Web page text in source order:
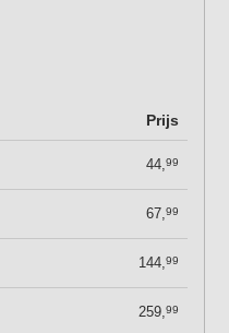
Prijs
44,99
67,99
144,99
259,99